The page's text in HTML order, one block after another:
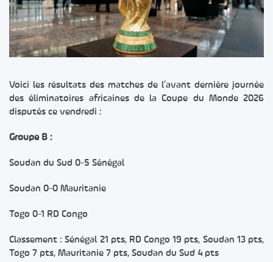
Voici les résultats des matches de l’avant dernière journée
des éliminatoires africaines de la Coupe du Monde 2026
disputés ce vendredi :
Groupe B :
Soudan du Sud 0-5 Sénégal
Soudan 0-0 Mauritanie
Togo 0-1 RD Congo
Classement : Sénégal 21 pts, RD Congo 19 pts, Soudan 13 pts,
Togo 7 pts, Mauritanie 7 pts, Soudan du Sud 4 pts